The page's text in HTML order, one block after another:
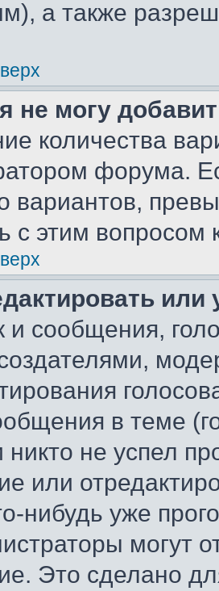
а также
не могу
количества
форума.
вариантов,
с этим вопросом
и сообщения,
в теме
не успел
или
нибудь уже
могут
Это сделано